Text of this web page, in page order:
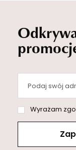
Podaj swój
Wyrażam zgodę na przetwarzanie